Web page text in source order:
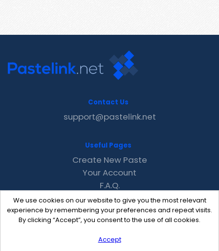
We use cookies on our website to give you the most relevant
experience by remembering your preferences and repeat visits.
By clicking “Accept”, you consent to the use of all cookies.
Accept
Contact Us
support@pastelink.net
Useful Pages
Create New Paste
Your Account
F.A.Q.
Recent
Contact